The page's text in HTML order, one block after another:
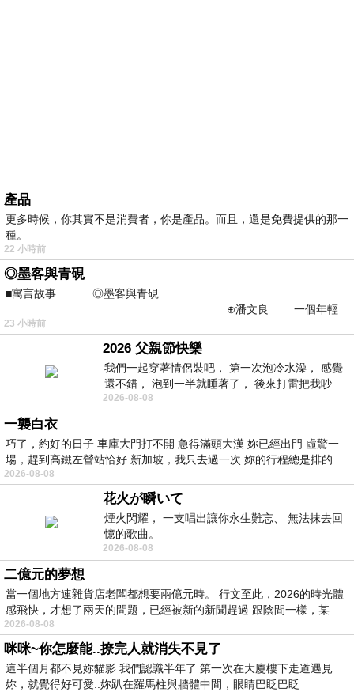
產品
更多時候，你其實不是消費者，你是產品。而且，還是免費提供的那一
種。
22 小時前
◎墨客與青硯
■寓言故事 ◎墨客與青硯
⊕潘文良 一個年輕
的墨客，在京城的古玩肆裡
23 小時前
2026 父親節快樂
我們一起穿著情侶裝吧， 第一次泡冷水澡， 感覺
還不錯， 泡到一半就睡著了， 後來打雷把我吵
醒， 手
2026-08-08
一襲白衣
巧了，約好的日子 車庫大門打不開 急得滿頭大漢 妳已經出門 虛驚一
場，趕到高鐵左營站恰好 新加坡，我只去過一次 妳的行程總是排的
2026-08-08
花火が瞬いて
煙火閃耀， 一支唱出讓你永生難忘、 無法抹去回
憶的歌曲。
2026-08-08
二億元的夢想
當一個地方連雜貨店老闆都想要兩億元時。 行文至此，2026的時光體
感飛快，才想了兩天的問題，已經被新的新聞趕過 跟陰間一樣，某
2026-08-08
咪咪~你怎麼能..撩完人就消失不見了
這半個月都不見妳貓影 我們認識半年了 第一次在大廈樓下走道遇見
妳，就覺得好可愛..妳趴在羅馬柱與牆體中間，眼睛巴眨巴眨